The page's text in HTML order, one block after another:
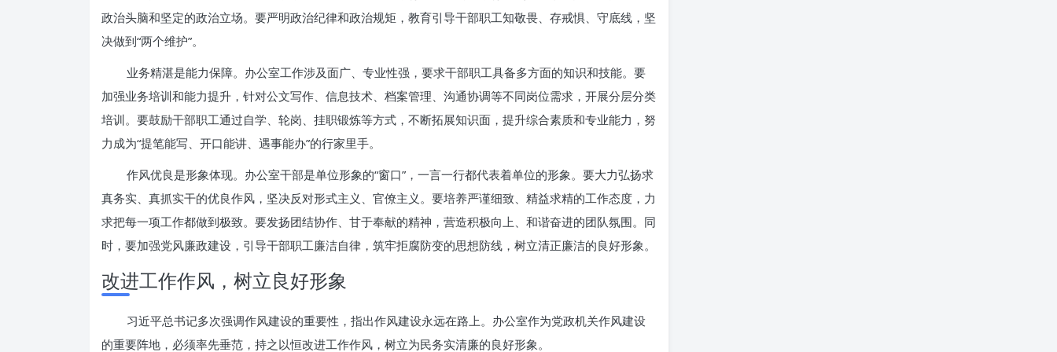
政治头脑和坚定的政治立场。要严明政治纪律和政治规矩，教育引导干部职工知敬畏、存戒惧、守底线，坚
决做到“两个维护”。
业务精湛是能力保障。办公室工作涉及面广、专业性强，要求干部职工具备多方面的知识和技能。要
加强业务培训和能力提升，针对公文写作、信息技术、档案管理、沟通协调等不同岗位需求，开展分层分类
培训。要鼓励干部职工通过自学、轮岗、挂职锻炼等方式，不断拓展知识面，提升综合素质和专业能力，努
力成为“提笔能写、开口能讲、遇事能办”的行家里手。
作风优良是形象体现。办公室干部是单位形象的“窗口”，一言一行都代表着单位的形象。要大力弘扬求
真务实、真抓实干的优良作风，坚决反对形式主义、官僚主义。要培养严谨细致、精益求精的工作态度，力
求把每一项工作都做到极致。要发扬团结协作、甘于奉献的精神，营造积极向上、和谐奋进的团队氛围。同
时，要加强党风廉政建设，引导干部职工廉洁自律，筑牢拒腐防变的思想防线，树立清正廉洁的良好形象。
改进工作作风，树立良好形象
习近平总书记多次强调作风建设的重要性，指出作风建设永远在路上。办公室作为党政机关作风建设
的重要阵地，必须率先垂范，持之以恒改进工作作风，树立为民务实清廉的良好形象。